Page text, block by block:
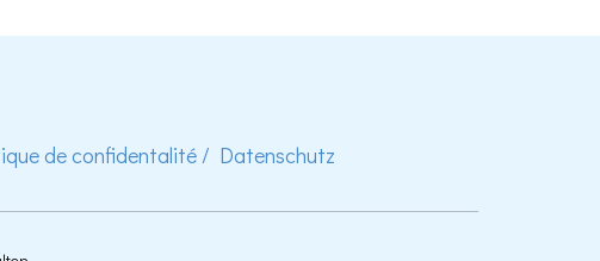
de confidentalité / Datenschutz